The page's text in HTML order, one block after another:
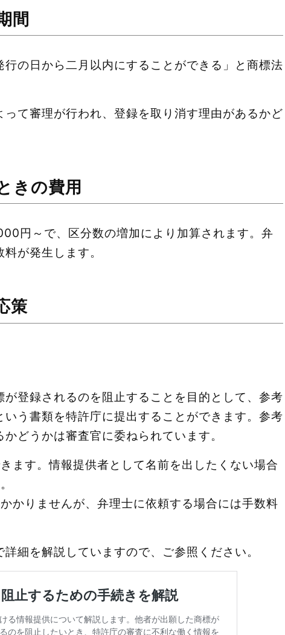
間
の日から二月以内にすることができる」と商標法
て審理が行われ、登録を取り消す理由があるかど
きの費用
円～で、区分数の増加により加算されます。弁
が発生します。
策
登録されるのを阻止することを目的として、参考
う書類を特許庁に提出することができます。参考
どうかは審査官に委ねられています。
ます。情報提供者として名前を出したくない場合
かりませんが、弁理士に依頼する場合には手数料
細を解説していますので、ご参照ください。